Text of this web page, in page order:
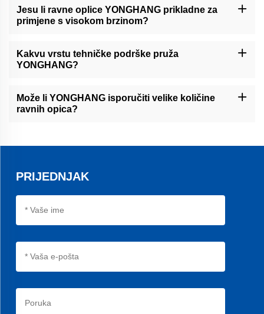
primjene, radnih uvjeta i održavanja. Međutim, naš
visokokvalitetni materijal i dizajn osiguravaju dug životni vijek u
usporedbi s mnogim drugim proizvodima na tržištu.
Jesu li ravne oplice YONGHANG prikladne za
primjene s visokom brzinom?
za vožnju, konkretno su dizajnirane za visoke brzine. nude gladak
rad i odličnu prijenosnu snagu kod visokih brzina.
Kakvu vrstu tehničke podrške pruža
YONGHANG?
vodstvo za instalaciju, savjete za otklanjanje problema i
informacije vezane uz proizvod, kako bi se osigurala prava
uporaba i performanse naših ravnih remena.
Može li YONGHANG isporučiti velike količine
ravnih opica?
različitih poslova.
PRIJEDNJAK